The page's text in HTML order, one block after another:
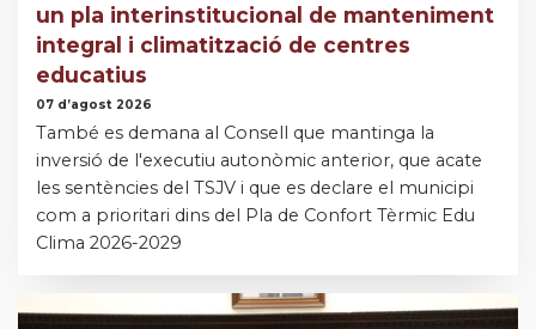
un pla interinstitucional de manteniment
integral i climatització de centres
educatius
07 d’agost 2026
També es demana al Consell que mantinga la
inversió de l'executiu autonòmic anterior, que acate
les sentències del TSJV i que es declare el municipi
com a prioritari dins del Pla de Confort Tèrmic Edu
Clima 2026-2029